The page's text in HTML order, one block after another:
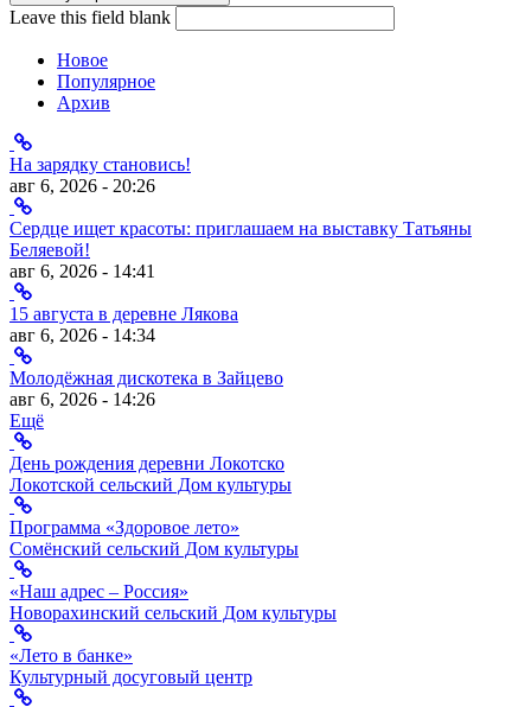
Leave this field blank
Новое
Популярное
Архив
На зарядку становись!
авг 6, 2026 - 20:26
Сердце ищет красоты: приглашаем на выставку Татьяны
Беляевой!
авг 6, 2026 - 14:41
15 августа в деревне Лякова
авг 6, 2026 - 14:34
Молодёжная дискотека в Зайцево
авг 6, 2026 - 14:26
Ещё
День рождения деревни Локотско
Локотской сельский Дом культуры
Программа «Здоровое лето»
Сомёнский сельский Дом культуры
«Наш адрес – Россия»
Новорахинский сельский Дом культуры
«Лето в банке»
Культурный досуговый центр